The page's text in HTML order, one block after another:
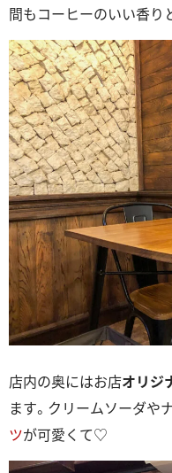
間もコーヒーのいい香り
店内の奥にはお店オリジ
ます。クリームソーダや
ツが可愛くて♡